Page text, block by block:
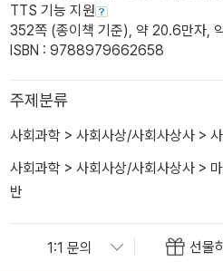
TTS 기능 지원
352쪽 (종이책 기준), 약 20.6만자,
ISBN : 9788979662658
주제분류
사회과학 > 사회사상/사회사상사 >
사회과학 > 사회사상/사회사상사 >
반
선물